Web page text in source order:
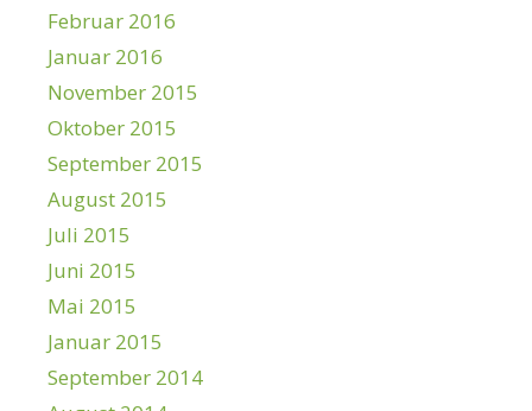
Februar 2016
Januar 2016
November 2015
Oktober 2015
September 2015
August 2015
Juli 2015
Juni 2015
Mai 2015
Januar 2015
September 2014